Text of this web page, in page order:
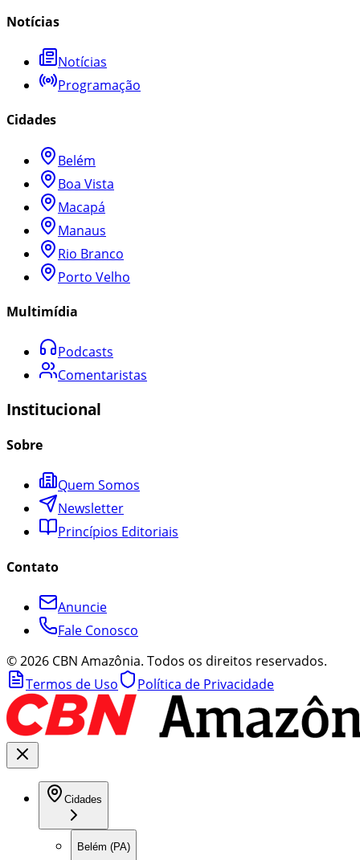
Notícias
Notícias
Programação
Cidades
Belém
Boa Vista
Macapá
Manaus
Rio Branco
Porto Velho
Multimídia
Podcasts
Comentaristas
Institucional
Sobre
Quem Somos
Newsletter
Princípios Editoriais
Contato
Anuncie
Fale Conosco
©2026 CBN Amazônia. Todos os direitos reservados.
Termos de Uso
Política de Privacidade
Cidades
Belém (PA)